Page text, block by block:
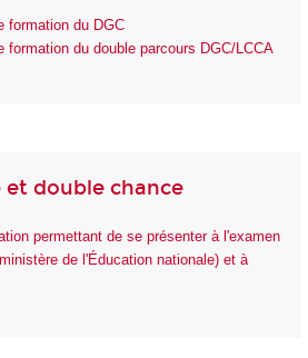
formation du DGC
formation du double parcours DGC/LCCA
double chance
permettant de se présenter à l'examen
de l'Éducation nationale) et à